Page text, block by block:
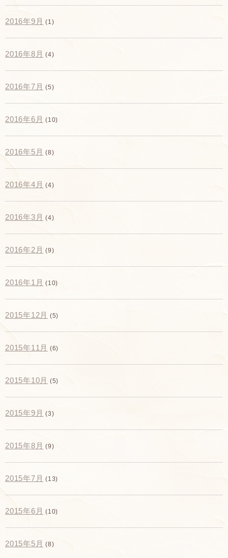
2016年9月 (1)
2016年8月 (4)
2016年7月 (5)
2016年6月 (10)
2016年5月 (8)
2016年4月 (4)
2016年3月 (4)
2016年2月 (9)
2016年1月 (10)
2015年12月 (5)
2015年11月 (6)
2015年10月 (5)
2015年9月 (3)
2015年8月 (9)
2015年7月 (13)
2015年6月 (10)
2015年5月 (8)